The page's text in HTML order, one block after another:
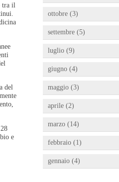
tra il
del
e
ottobre (3)
settembre (5)
luglio (9)
giugno (4)
maggio (3)
aprile (2)
marzo (14)
febbraio (1)
gennaio (4)